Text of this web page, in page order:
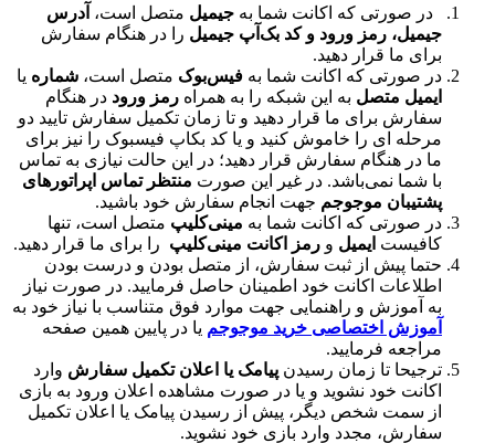
در صورتی که اکانت شما به جیمیل متصل است، آدرس
جیمیل، رمز ورود و کد بک‌آپ جیمیل را در هنگام سفارش
برای ما قرار دهید.
در صورتی که اکانت شما به فیس‌بوک متصل است، شماره یا
ایمیل متصل به این شبکه را به همراه رمز ورود در هنگام
سفارش برای ما قرار دهید و تا زمان تکمیل سفارش تایید دو
مرحله ای را خاموش کنید و یا کد بکاپ فیسبوک را نیز برای
ما در هنگام سفارش قرار دهید؛ در این حالت نیازی به تماس
با شما نمی‌باشد. در غیر این صورت منتظر تماس اپراتورهای
پشتیبان موجوجم جهت انجام سفارش خود باشید.
در صورتی که اکانت شما به مینی‌کلیپ متصل است، تنها
کافیست ایمیل و رمز اکانت مینی‌کلیپ را برای ما قرار دهید.
حتما پیش از ثبت سفارش، از متصل بودن و درست بودن
اطلاعات اکانت خود اطمینان حاصل فرمایید. در صورت نیاز
به آموزش و راهنمایی جهت موارد فوق متناسب با نیاز خود به
آموزش اختصاصی خرید موجوجم یا در پایین همین صفحه
مراجعه فرمایید.
ترجیحا تا زمان رسیدن پیامک یا اعلان تکمیل سفارش وارد
اکانت خود نشوید و یا در صورت مشاهده اعلان ورود به بازی
از سمت شخص دیگر، پیش از رسیدن پیامک یا اعلان تکمیل
سفارش، مجدد وارد بازی خود نشوید.